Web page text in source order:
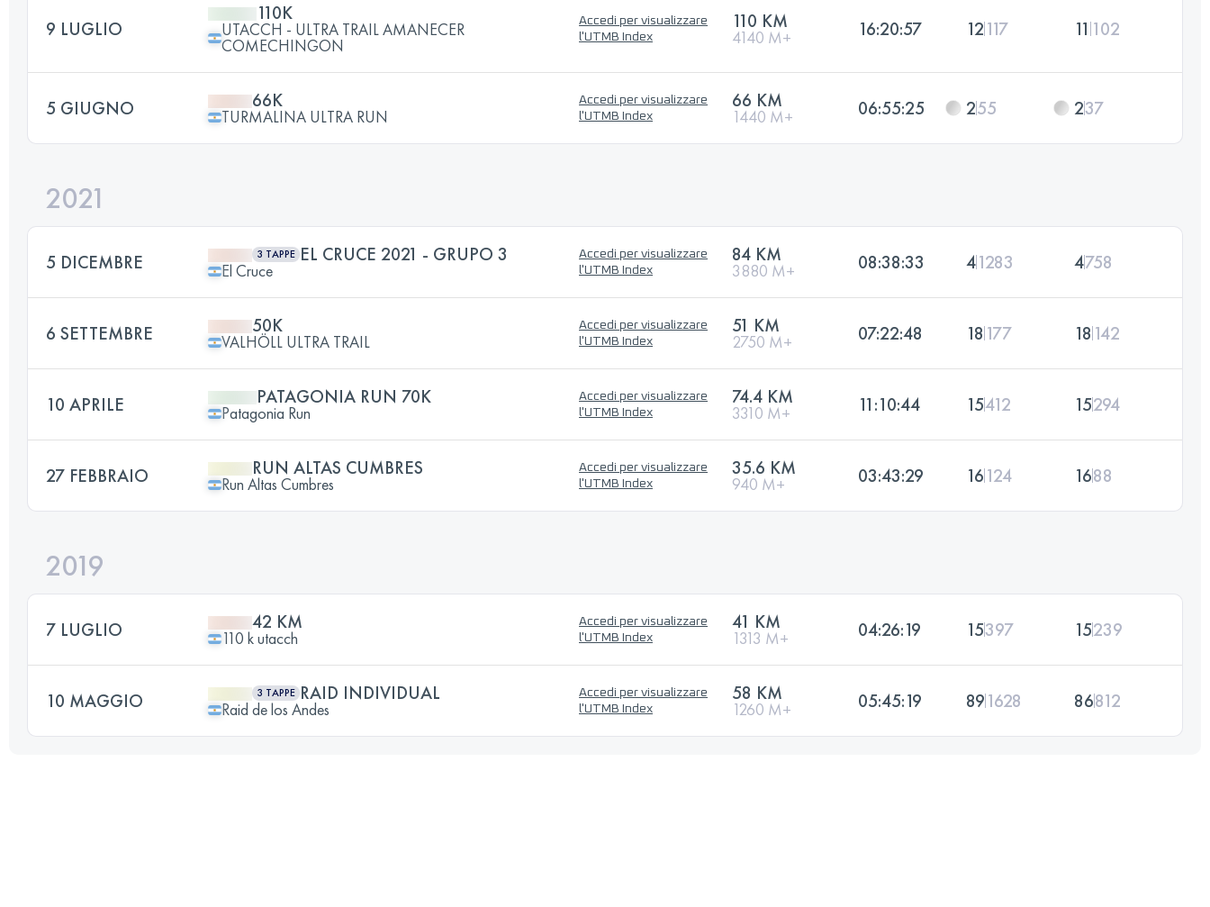
9 LUGLIO
110K
UTACCH - ULTRA TRAIL AMANECER
COMECHINGON
Accedi per visualizzare
l'UTMB Index
110 KM
4140 M+ 16:20:57 12117 11 102
5 GIUGNO 66K
TURMALINA ULTRA RUN
Accedi per visualizzare
l'UTMB Index
66 KM
1440 M+ 06:55:25 255 237
2021
5 DICEMBRE 3 TAPPE EL CRUCE 2021 - GRUPO 3
El Cruce
Accedi per visualizzare
l'UTMB Index
84 KM
3880 M+ 08:38:33 41283 4758
6 SETTEMBRE 50K
VALHÖLL ULTRA TRAIL
Accedi per visualizzare
l'UTMB Index
51 KM
2750 M+ 07:22:48 18 177 18 142
10 APRILE PATAGONIA RUN 70K
Patagonia Run
Accedi per visualizzare
l'UTMB Index
74.4 KM
3310 M+ 11:10:44 15412 15294
27 FEBBRAIO RUN ALTAS CUMBRES
Run Altas Cumbres
Accedi per visualizzare
l'UTMB Index
35.6 KM
940 M+ 03:43:29 16124 1688
2019
7 LUGLIO 42 KM
110 k utacch
Accedi per visualizzare
l'UTMB Index
41 KM
1313 M+ 04:26:19 15397 15239
10 MAGGIO 3 TAPPE RAID INDIVIDUAL
Raid de los Andes
Accedi per visualizzare
l'UTMB Index
58 KM
1260 M+ 05:45:19 891628 86812